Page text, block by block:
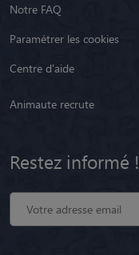
Notre FAQ
Paramétrer les cookies
Centre d'aide
Animaute recrute
Restez informé !